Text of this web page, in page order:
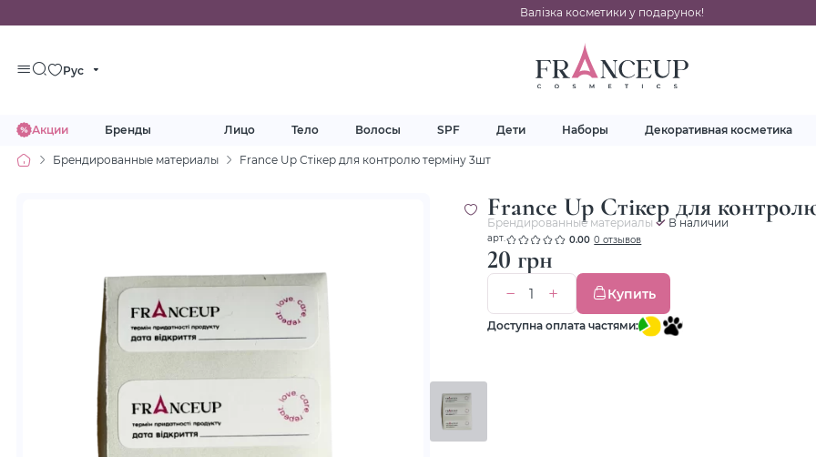
Валізка косметики у подарунок!
Рус
Акции Бренды Лицо Тело Волосы SPF Дети Наборы Декоративная косметика
Брендированные материалы France Up Стікер для контролю терміну 3шт
France Up Стікер для
Брендированные материалы В наличии
арт. 0.00 0 отзывов
20 грн
Купить
Доступна оплата частями: